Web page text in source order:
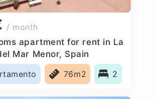
/ month
apartment for rent in La
Mar Menor, Spain
76m2 2